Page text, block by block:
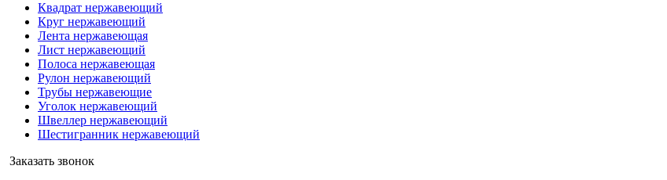
Квадрат нержавеющий
Круг нержавеющий
Лента нержавеющая
Лист нержавеющий
Полоса нержавеющая
Рулон нержавеющий
Трубы нержавеющие
Уголок нержавеющий
Швеллер нержавеющий
Шестигранник нержавеющий
Заказать звонок